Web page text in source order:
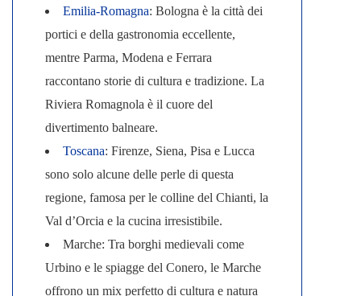
Emilia-Romagna: Bologna è la città dei
portici e della gastronomia eccellente,
mentre Parma, Modena e Ferrara
raccontano storie di cultura e tradizione. La
Riviera Romagnola è il cuore del
divertimento balneare.
Toscana: Firenze, Siena, Pisa e Lucca
sono solo alcune delle perle di questa
regione, famosa per le colline del Chianti, la
Val d’Orcia e la cucina irresistibile.
Marche: Tra borghi medievali come
Urbino e le spiagge del Conero, le Marche
offrono un mix perfetto di cultura e natura